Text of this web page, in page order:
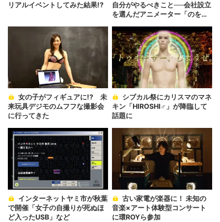
リアルイベントしてみた結果!?
自分がやるべきこと──会社設立
を選んだアニメーター「のを
来玩具デジモのムフフな撮影会
に行ってきた
キン「HIROSHI♂」が降臨して
話題に
で開催「女子の自撮りが死ぬほ
ど入ったUSB」など
音楽×アート体験型コンサート
に環ROYら参加